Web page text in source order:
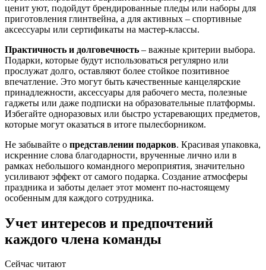
ценит уют, подойдут брендированные пледы или наборы для
приготовления глинтвейна, а для активных – спортивные
аксессуары или сертификаты на мастер-классы.
Практичность и долговечность – важные критерии выбора.
Подарки, которые будут использоваться регулярно или
прослужат долго, оставляют более стойкое позитивное
впечатление. Это могут быть качественные канцелярские
принадлежности, аксессуары для рабочего места, полезные
гаджеты или даже подписки на образовательные платформы.
Избегайте одноразовых или быстро устаревающих предметов,
которые могут оказаться в итоге пылесборником.
Не забывайте о представлении подарков. Красивая упаковка,
искренние слова благодарности, врученные лично или в
рамках небольшого командного мероприятия, значительно
усиливают эффект от самого подарка. Создание атмосферы
праздника и заботы делает этот момент по-настоящему
особенным для каждого сотрудника.
Учет интересов и предпочтений
каждого члена команды
Сейчас читают